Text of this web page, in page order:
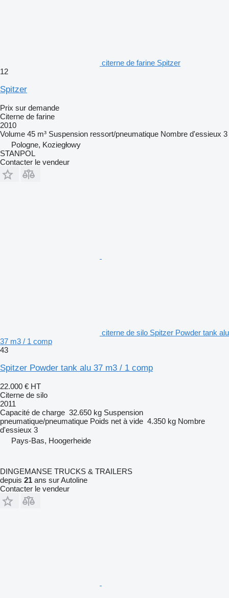
citerne de farine Spitzer
12
Spitzer
Prix sur demande
Citerne de farine
2010
Volume 45 m³ Suspension ressort/pneumatique Nombre d'essieux 3
Pologne, Koziegłowy
STANPOL
Contacter le vendeur
citerne de silo Spitzer Powder tank alu
37 m3 / 1 comp
43
Spitzer Powder tank alu 37 m3 / 1 comp
22.000 € HT
Citerne de silo
2011
Capacité de charge 32.650 kg Suspension
pneumatique/pneumatique Poids net à vide 4.350 kg Nombre
d'essieux 3
Pays-Bas, Hoogerheide
DINGEMANSE TRUCKS & TRAILERS
depuis 21 ans sur Autoline
Contacter le vendeur